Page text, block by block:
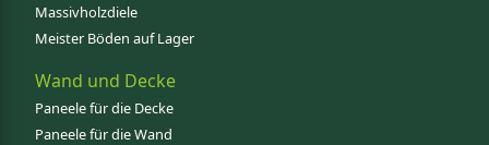
Massivholzdiele
Meister Böden auf Lager
Wand und Decke
Paneele für die Decke
Paneele für die Wand